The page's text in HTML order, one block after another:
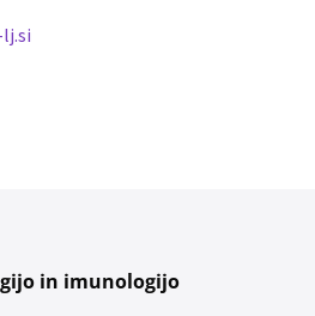
in imunologijo